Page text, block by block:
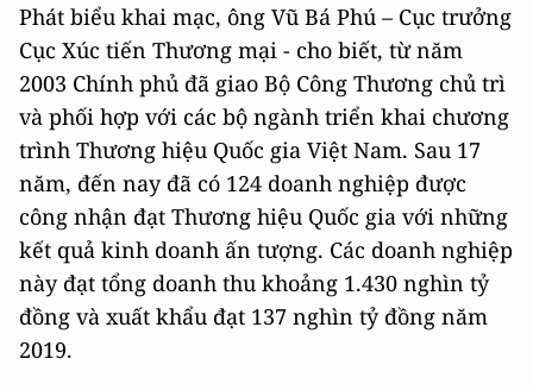
Phát biểu khai mạc, ông Vũ Bá Phú – Cục trưởng
Cục Xúc tiến Thương mại - cho biết, từ năm
2003 Chính phủ đã giao Bộ Công Thương chủ trì
và phối hợp với các bộ ngành triển khai chương
trình Thương hiệu Quốc gia Việt Nam. Sau 17
năm, đến nay đã có 124 doanh nghiệp được
công nhận đạt Thương hiệu Quốc gia với những
kết quả kinh doanh ấn tượng. Các doanh nghiệp
này đạt tổng doanh thu khoảng 1.430 nghìn tỷ
đồng và xuất khẩu đạt 137 nghìn tỷ đồng năm
2019.